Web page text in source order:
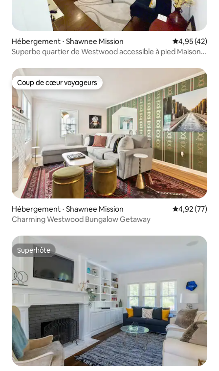
Hébergement ⋅ Shawnee Mission Évaluation
4,95 (42)
Superbe quartier de Westwood accessible à pied Maison
Coup de cœur voyageurs
Coup de cœur voyageurs
Hébergement ⋅ Shawnee Mission Évaluation
4,92 (77)
Charming Westwood Bungalow Getaway
Superhôte
Superhôte